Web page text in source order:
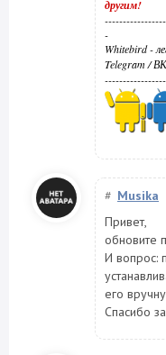
другим!
-
Whitebird -
Telegram/ВК
# Musika
Привет,
обновите
И вопрос:
его
Спасибо